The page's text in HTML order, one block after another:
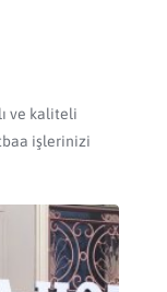
ve kaliteli
işlerinizi